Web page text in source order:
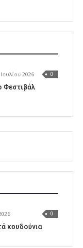
2026 0
Φεστιβάλ
0
κουδούνια